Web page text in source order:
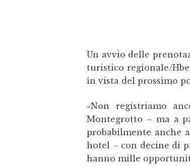
Un avvio delle
turistico regionale/
in vista del prossimo
«Non registriamo
Montegrotto – ma a
probabilmente anche
hotel – con decine di
hanno mille